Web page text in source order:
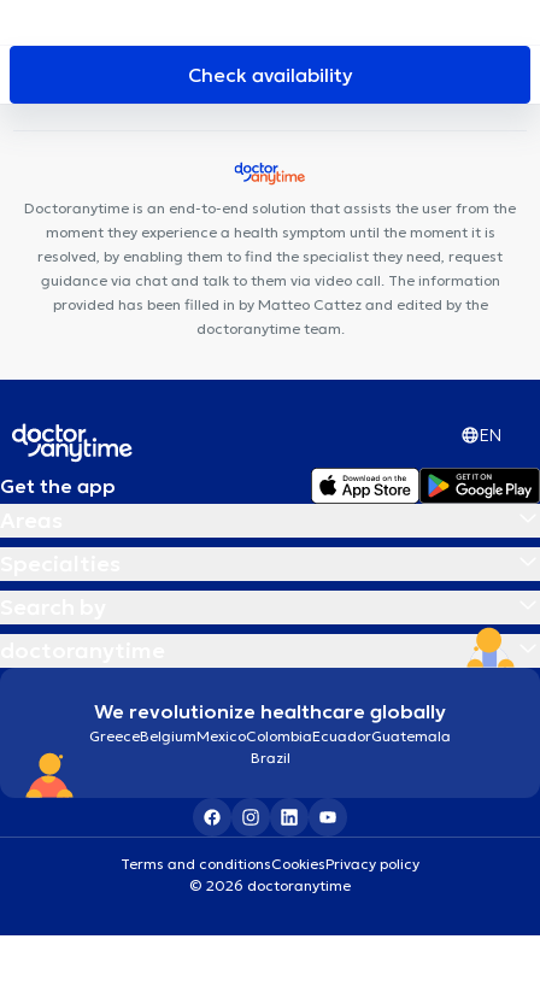
générale, fonctionnelle et autisme
KS Medical Center &
Dentisterie Anderlecht
KAM Dentaire Veeweyde
Centre de
Centre Medical Med Elie
Centre Paramédical BMD
Cabinet Dentaire Ouistity Forest
Centre Kinex
Check availability
Doctoranytime is an end-to-end solution that assists the user from the
moment they experience a health symptom until the moment it is
resolved, by enabling them to find the specialist they need, request
guidance via chat and talk to them via video call. The information
provided has been filled in by Matteo Cattez and edited by the
doctoranytime team.
EN
Get the app
We revolutionize healthcare globally
GreeceBelgiumMexicoColombiaEcuadorGuatemala
Brazil
Terms and conditionsCookiesPrivacy policy
© 2026 doctoranytime